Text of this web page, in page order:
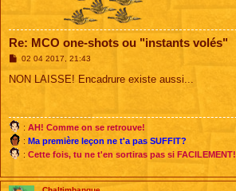
Re: MCO one-shots ou "instants volés"
M
s
02 04 2017, 21:43
NON LAISSE! Encadrure existe aussi...
: AH! Comme on se retrouve!
: Ma première leçon ne t'a pas SUFFIT?
: Cette fois, tu ne t'en sortiras pas si FACILEMENT!